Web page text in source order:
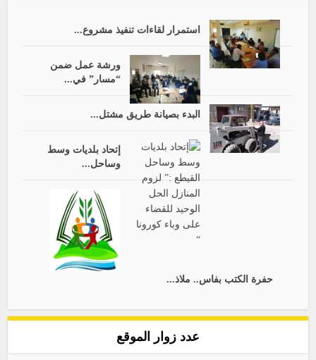
استمرار لقاءات تنفيذ مشروع...
ورشة عمل ضمن
“مسار” في...
البدء بصيانة طريق مشتل...
إتحاد بلديات وسط
وساحل...
حفرة الكتب بفاس.. ملاذ...
عدد زوار الموقع